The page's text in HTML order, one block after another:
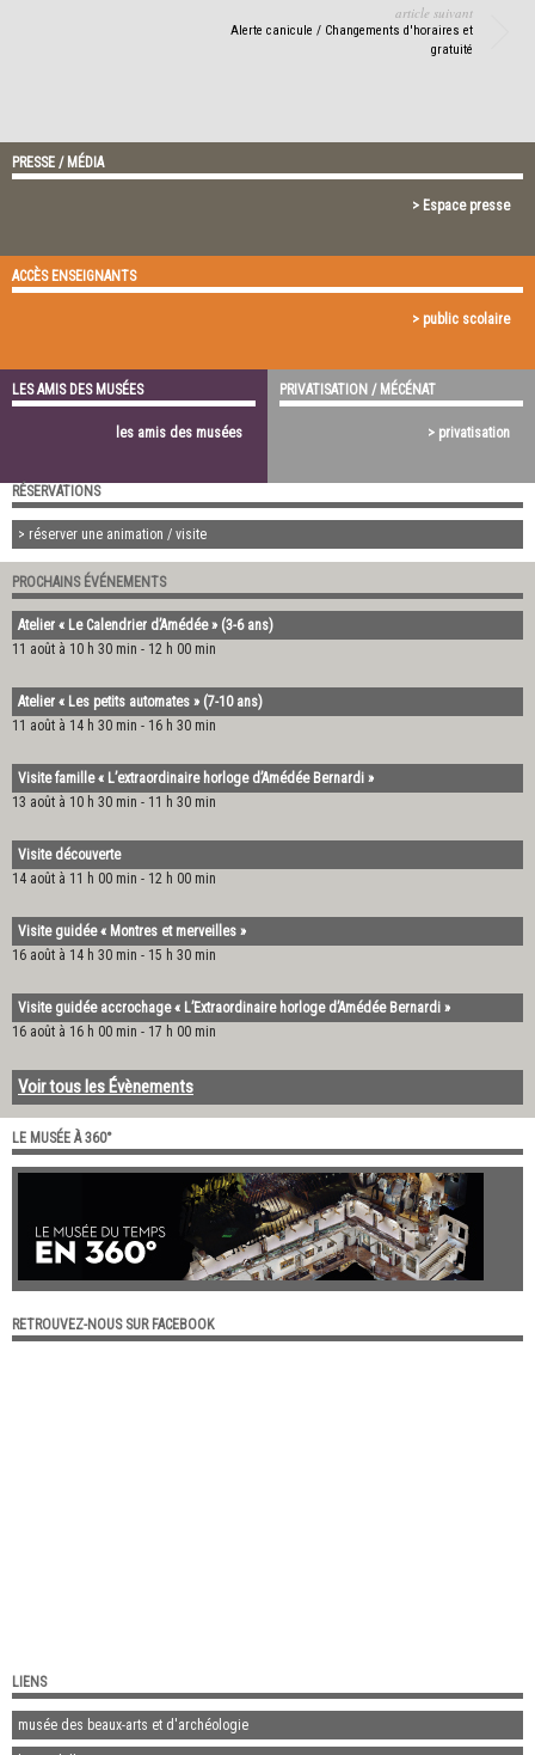
article suivant
Alerte canicule / Changements d'horaires et
gratuité
PRESSE / MÉDIA
> Espace presse
ACCÈS ENSEIGNANTS
> public scolaire
LES AMIS DES MUSÉES
les amis des musées
PRIVATISATION / MÉCÉNAT
> privatisation
RÉSERVATIONS
> réserver une animation / visite
PROCHAINS ÉVÉNEMENTS
Atelier « Le Calendrier d’Amédée » (3-6 ans)
11 août à 10 h 30 min - 12 h 00 min
Atelier « Les petits automates » (7-10 ans)
11 août à 14 h 30 min - 16 h 30 min
Visite famille « L’extraordinaire horloge d’Amédée Bernardi »
13 août à 10 h 30 min - 11 h 30 min
Visite découverte
14 août à 11 h 00 min - 12 h 00 min
Visite guidée « Montres et merveilles »
16 août à 14 h 30 min - 15 h 30 min
Visite guidée accrochage « L’Extraordinaire horloge d’Amédée Bernardi »
16 août à 16 h 00 min - 17 h 00 min
Voir tous les Évènements
LE MUSÉE À 360°
RETROUVEZ-NOUS SUR FACEBOOK
LIENS
musée des beaux-arts et d'archéologie